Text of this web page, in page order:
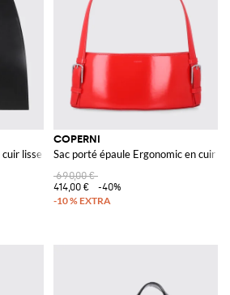
lisse avec design en forme de cœur
COPERNI
Sac porté épaule Ergonomic en cuir
690,00 €
414,00 €
-40%